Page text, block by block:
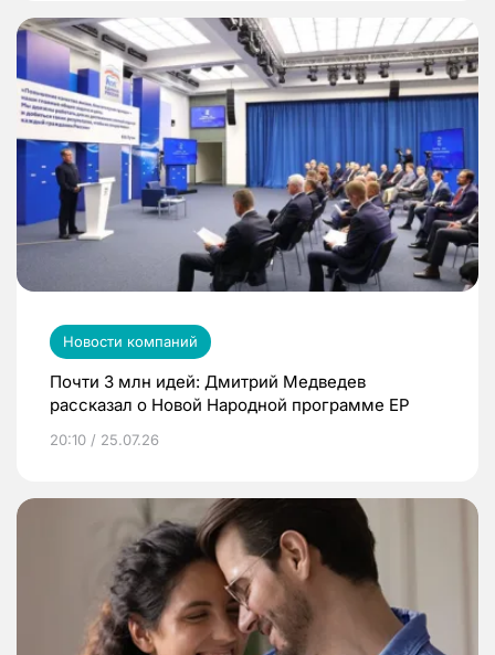
Новости компаний
Почти 3 млн идей: Дмитрий Медведев
рассказал о Новой Народной программе ЕР
20:10 / 25.07.26